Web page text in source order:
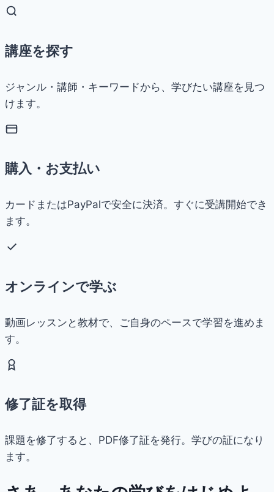
講座を探す
ジャンル・講師・キーワードから、学びたい講座を見つ
けます。
購入・お支払い
カードまたはPayPalで安全に決済。すぐに受講開始でき
ます。
オンラインで学ぶ
動画レッスンと教材で、ご自身のペースで学習を進めま
す。
修了証を取得
課題を修了すると、PDF修了証を発行。学びの証になり
ます。